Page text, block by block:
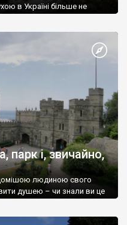
в Україні більше не
парк і, звичайно,
людиною свого
душею – чи знали ви це